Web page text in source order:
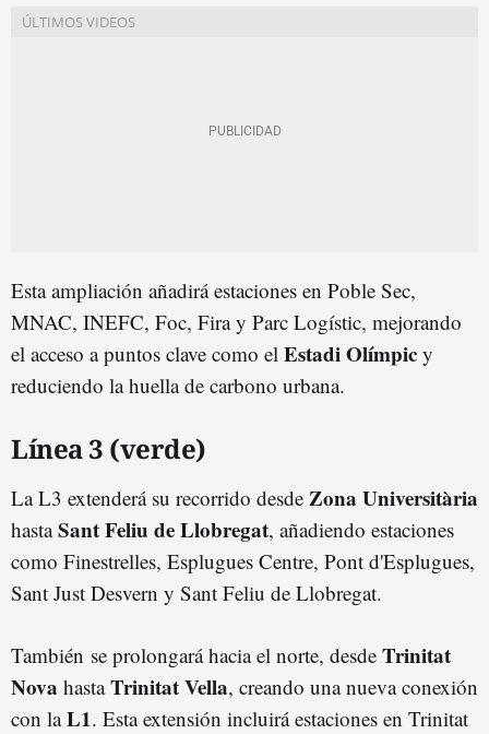
Esta ampliación añadirá estaciones en Poble Sec,
MNAC, INEFC, Foc, Fira y Parc Logístic, mejorando
el acceso a puntos clave como el Estadi Olímpic y
reduciendo la huella de carbono urbana.
Línea 3 (verde)
La L3 extenderá su recorrido desde Zona Universitària
hastaSant Feliu de Llobregat, añadiendo estaciones
como Finestrelles, Esplugues Centre, Pont d'Esplugues,
Sant Just Desvern y Sant Feliu de Llobregat.
También se prolongará hacia el norte, desde Trinitat
Nova hastaTrinitat Vella, creando una nueva conexión
con laL1. Esta extensión incluirá estaciones en Trinitat